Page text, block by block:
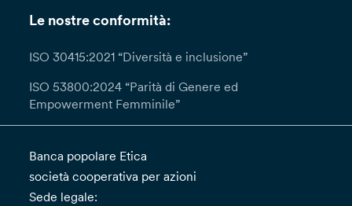
Le nostre conformità:
ISO 30415:2021 “Diversità e inclusione”
ISO 53800:2024 “Parità di Genere ed
Empowerment Femminile”
Banca popolare Etica
società cooperativa per azioni
Sede legale: